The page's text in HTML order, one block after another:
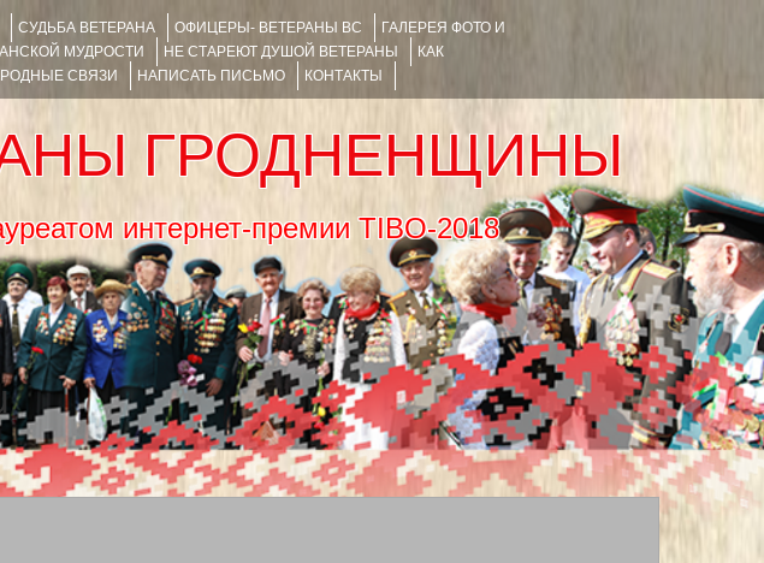
СУДЬБА ВЕТЕРАНА ОФИЦЕРЫ- ВЕТЕРАНЫ ВС
ГАЛЕРЕЯ ФОТО И
МУДРОСТИ НЕ СТАРЕЮТ ДУШОЙ ВЕТЕРАНЫ
КАК
СВЯЗИ НАПИСАТЬ ПИСЬМО КОНТАКТЫ
ГРОДНЕНЩИНЫ
интернет-премии TIBO-2018